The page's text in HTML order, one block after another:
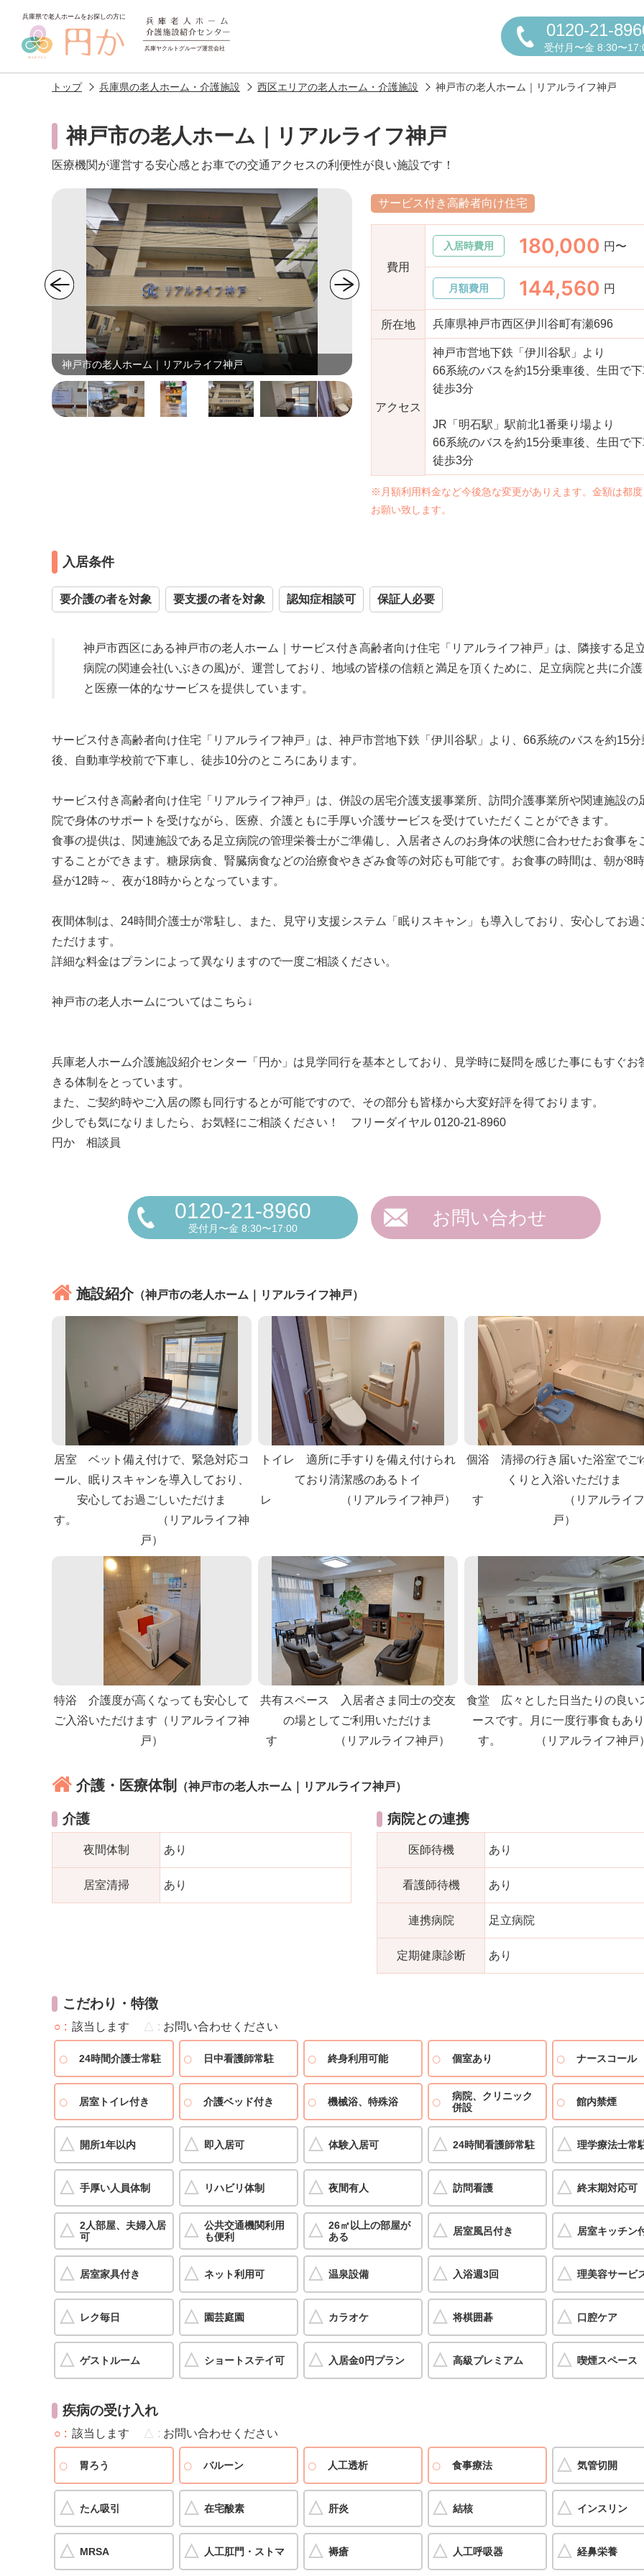
0120-21-
受付月〜金 8:30〜
老人ホームを探す
施設選びのポイント 施設をお探しの方へ 老人ホームの種類 よくある
アクセス 相談者様の声 お役立ち情報 おすすめ
トップ 兵庫県の老人ホーム・介護施設 西区エリアの老人ホーム・介護施設 神戸市の老人ホーム｜リアルライフ神戸
神戸市の老人ホーム｜リアルライフ神戸
医療機関が運営する安心感とお車での交通アクセスの利便性が良い施設です！
神戸市の老人ホーム｜リアルライフ神戸
居室 （リアルライフ神戸）
サービス付き高齢者向け住宅
費用
入居時費用 180,000 円〜
月額費用 144,560 円
所在地 兵庫県神戸市西区伊川谷町有瀬696
アクセス
神戸市営地下鉄「伊川谷駅」より
66系統のバスを約15分乗車後、生田で
徒歩3分
JR「明石駅」駅前北1番乗り場より
66系統のバスを約15分乗車後、生田で
徒歩3分
※月額利用料金など今後急な変更がありえます。金額は都
お願い致します。
入居条件
要介護の者を対象 要支援の者を対象 認知症相談可 保証人必要
神戸市西区にある神戸市の老人ホーム｜サービス付き高齢者向け住宅「リアルライフ神戸」は、隣接する足
病院の関連会社(いぶきの風)が、運営しており、地域の皆様の信頼と満足を頂くために、足立病院と共に介護
と医療一体的なサービスを提供しています。
サービス付き高齢者向け住宅「リアルライフ神戸」は、神戸市営地下鉄「伊川谷駅」より、66系統のバスを約15分
後、自動車学校前で下車し、徒歩10分のところにあります。
サービス付き高齢者向け住宅「リアルライフ神戸」は、併設の居宅介護支援事業所、訪問介護事業所や関連施設の
院で身体のサポートを受けながら、医療、介護ともに手厚い介護サービスを受けていただくことができます。
食事の提供は、関連施設である足立病院の管理栄養士がご準備し、入居者さんのお身体の状態に合わせたお食事を
することができます。糖尿病食、腎臓病食などの治療食やきざみ食等の対応も可能です。お食事の時間は、朝が8
昼が12時～、夜が18時からとなっています。
夜間体制は、24時間介護士が常駐し、また、見守り支援システム「眠りスキャン」も導入しており、安心してお過
ただけます。
詳細な料金はプランによって異なりますので一度ご相談ください。
神戸市の老人ホームについてはこちら↓
兵庫老人ホーム介護施設紹介センター「円か」は見学同行を基本としており、見学時に疑問を感じた事にもすぐお
きる体制をとっています。
また、ご契約時やご入居の際も同行するとが可能ですので、その部分も皆様から大変好評を得ております。
少しでも気になりましたら、お気軽にご相談ください！ フリーダイヤル 0120-21-8960
円か 相談員
0120-21-8960
受付月〜金 8:30〜17:00 お問い合わせ
施設紹介（神戸市の老人ホーム｜リアルライフ神戸）
居室 ベット備え付けで、緊急対応コ
ール、眠りスキャンを導入しており、
安心してお過ごしいただけま
す。 （リアルライフ神
戸）
トイレ 適所に手すりを備え付けられ
ており清潔感のあるトイ
レ （リアルライフ神戸）
個浴 清掃の行き届いた浴室でご
くりと入浴いただけま
す （リアルライフ
戸）
特浴 介護度が高くなっても安心して
ご入浴いただけます（リアルライフ神
戸）
共有スペース 入居者さま同士の交友
の場としてご利用いただけま
す （リアルライフ神戸）
食堂 広々とした日当たりの良い
ースです。月に一度行事食もあ
す。 （リアルライフ神戸
介護・医療体制 （神戸市の老人ホーム｜リアルライフ神戸）
介護
夜間体制 あり
居室清掃 あり
病院との連携
医師待機 あり
看護師待機 あり
連携病院 足立病院
定期健康診断 あり
こだわり・特徴
○ 該当します △ お問い合わせください
24時間介護士常駐 日中看護師常駐 終身利用可能 個室あり ナースコール
居室トイレ付き 介護ベッド付き 機械浴、特殊浴
病院、クリニック
併設
館内禁煙
開所1年以内 即入居可 体験入居可 24時間看護師常駐 理学療法士常
手厚い人員体制 リハビリ体制 夜間有人 訪問看護 終末期対応可
2人部屋、夫婦入居
可
公共交通機関利用
も便利
26㎡以上の部屋が
ある
居室風呂付き 居室キッチン
居室家具付き ネット利用可 温泉設備 入浴週3回 理美容サービ
レク毎日 園芸庭園 カラオケ 将棋囲碁 口腔ケア
ゲストルーム ショートステイ可 入居金0円プラン 高級プレミアム 喫煙スペース
疾病の受け入れ
○ 該当します △ お問い合わせください
胃ろう バルーン 人工透析 食事療法 気管切開
たん吸引 在宅酸素 肝炎 結核 インスリン
MRSA 人工肛門・ストマ 褥瘡 人工呼吸器 経鼻栄養